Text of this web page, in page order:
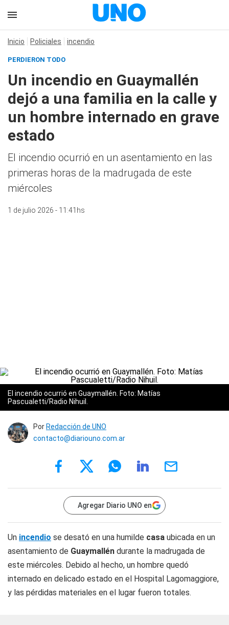
Inicio Policiales incendio
PERDIERON TODO
Un incendio en Guaymallén
dejó a una familia en la calle y
un hombre internado en grave
estado
El incendio ocurrió en un asentamiento en las
primeras horas de la madrugada de este
miércoles
1 de julio 2026 - 11:41hs
El incendio ocurrió en Guaymallén. Foto: Matías
Pascualetti/Radio Nihuil.
Por Redacción de UNO
contacto@diariouno.com.ar
Agregar Diario UNO en
Un incendio se desató en una humilde casa ubicada en un
asentamiento de Guaymallén durante la madrugada de
este miércoles. Debido al hecho, un hombre quedó
internado en delicado estado en el Hospital Lagomaggiore,
y las pérdidas materiales en el lugar fueron totales.